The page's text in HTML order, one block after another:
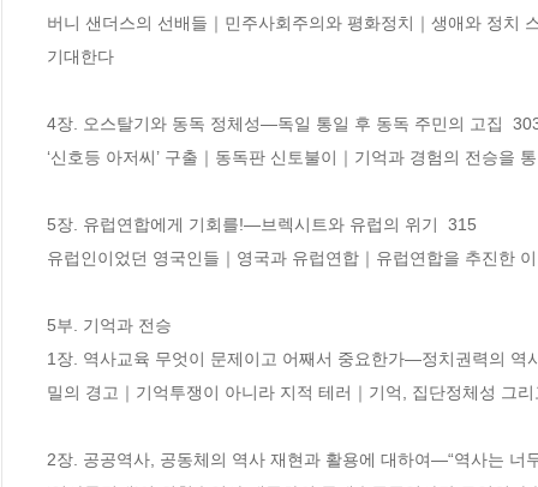
버니 샌더스의 선배들｜민주사회주의와 평화정치｜생애와 정치
기대한다
4장. 오스탈기와 동독 정체성―독일 통일 후 동독 주민의 고집
‘신호등 아저씨’ 구출｜동독판 신토불이｜기억과 경험의 전승을
5장. 유럽연합에게 기회를!―브렉시트와 유럽의 위기  315
유럽인이었던 영국인들｜영국과 유럽연합｜유럽연합을 추진한
5부. 기억과 전승
1장. 역사교육 무엇이 문제이고 어째서 중요한가―정치권력의 역
밀의 경고｜기억투쟁이 아니라 지적 테러｜기억, 집단정체성 그
2장. 공공역사, 공동체의 역사 재현과 활용에 대하여―“역사는